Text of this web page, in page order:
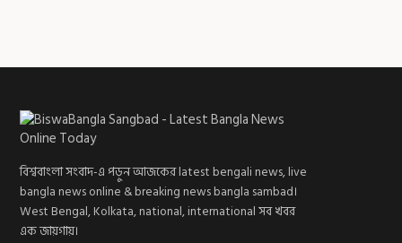
বিশ্ববাংলা সংবাদ-এ পড়ুন আজকের latest bengali news, live
bangla news online & breaking news bangla sambad।
West Bengal, Kolkata, national, international সব খবর
এক জায়গায়।